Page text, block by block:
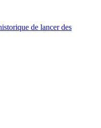
de lancer des